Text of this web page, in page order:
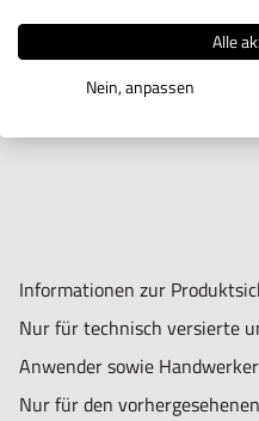
Informationen zur
Nur für technisch versierte
Anwender sowie
Nur für den
Alle
Nein, anpassen